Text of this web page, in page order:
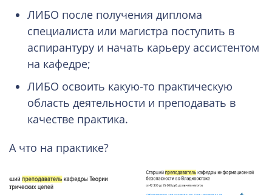
ЛИБО после получения диплома
специалиста или магистра поступить в
аспирантуру и начать карьеру ассистентом
на кафедре;
ЛИБО освоить какую-то практическую
область деятельности и преподавать в
качестве практика.
А что на практике?